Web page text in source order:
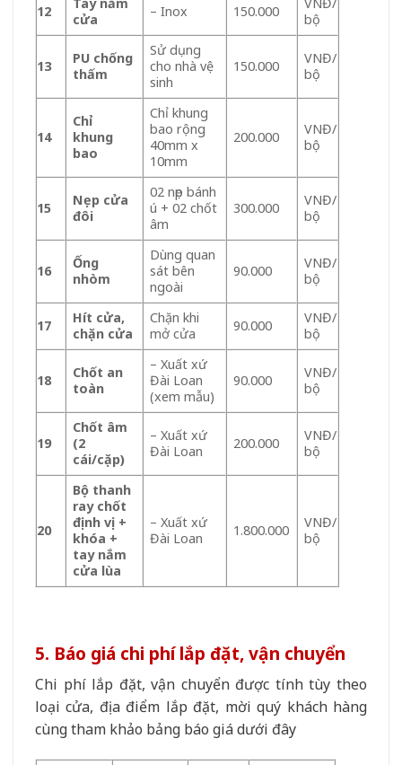
12
cửa
– Inox 150.000
bộ
13
PU chống
thấm
Sử dụng
cho nhà vệ
sinh
150.000
VNĐ/
bộ
14
Chỉ
khung
bao
Chỉ khung
bao rộng
40mm x
10mm
200.000
VNĐ/
bộ
15
Nẹp cửa
đôi
02 nẹp bánh
ú + 02 chốt
âm
300.000
VNĐ/
bộ
16
Ống
nhòm
Dùng quan
sát bên
ngoài
90.000
VNĐ/
bộ
17
Hít cửa,
chặn cửa
Chặn khi
mở cửa
90.000
VNĐ/
bộ
18
Chốt an
toàn
– Xuất xứ
Đài Loan
(xem mẫu)
90.000
VNĐ/
bộ
19
Chốt âm
(2
cái/cặp)
– Xuất xứ
Đài Loan
200.000
VNĐ/
bộ
20
Bộ thanh
ray chốt
định vị +
khóa +
tay nắm
cửa lùa
– Xuất xứ
Đài Loan
1.800.000
VNĐ/
bộ
5. Báo giá chi phí lắp đặt, vận chuyển
Chi phí lắp đặt, vận chuyển được tính tùy theo
loại cửa, địa điểm lắp đặt, mời quý khách hàng
cùng tham khảo bảng báo giá dưới đây